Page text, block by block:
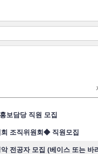
보담당 직원 모집
조직위원회◆ 직원모집
전공자 모집 (베이스 또는 바